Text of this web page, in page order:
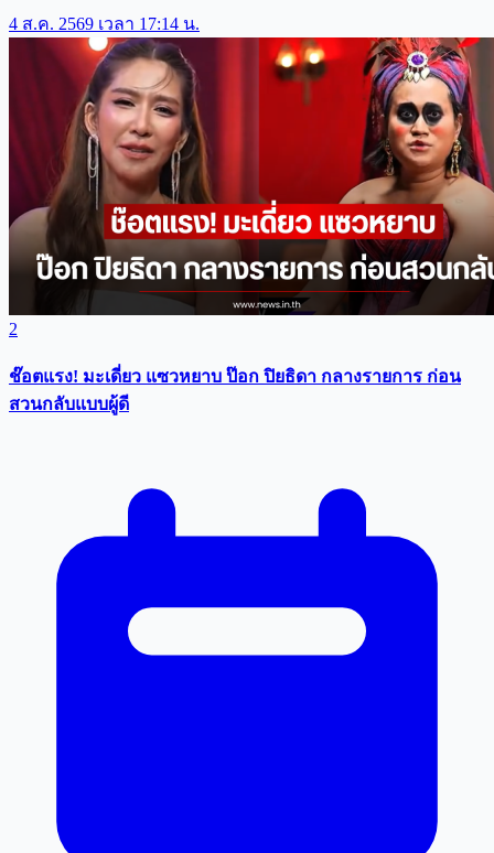
4 ส.ค. 2569 เวลา 17:14 น.
2
ช๊อตแรง! มะเดี่ยว แซวหยาบ ป๊อก ปิยธิดา กลางรายการ ก่อน
สวนกลับแบบผู้ดี